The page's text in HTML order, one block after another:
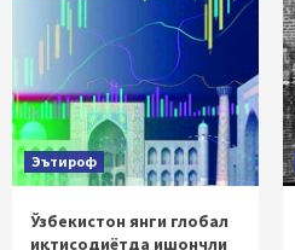
Эътироф
Ўзбекистон янги глобал
иқтисодиётда ишончли